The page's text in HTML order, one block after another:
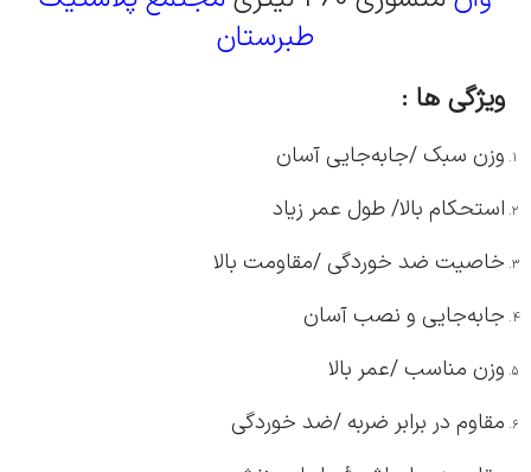
طبرستان
ویژگی ها :
وزن سبک /جابه‌جایی آسان
استحکام بالا/ طول عمر زیاد
خاصیت ضد خوردگی /مقاومت بالا
جابه‌جایی و نصب آسان
وزن مناسب /عمر بالا
مقاوم در برابر ضربه /ضد خوردگی